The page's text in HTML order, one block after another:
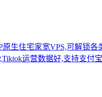
原生住宅家宽VPS,可解锁
运营数据好,支持支付